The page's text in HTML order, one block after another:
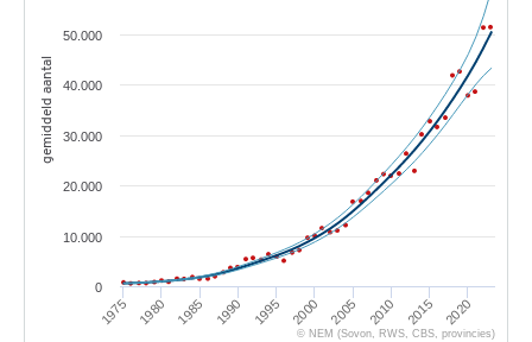
gemiddeld aantal
1975 1980 1985 1990 1995 2000 2005 2010 2015 2020
0
10.000
20.000
30.000
40.000
50.000
© NEM (Sovon, RWS, CBS, provincies)